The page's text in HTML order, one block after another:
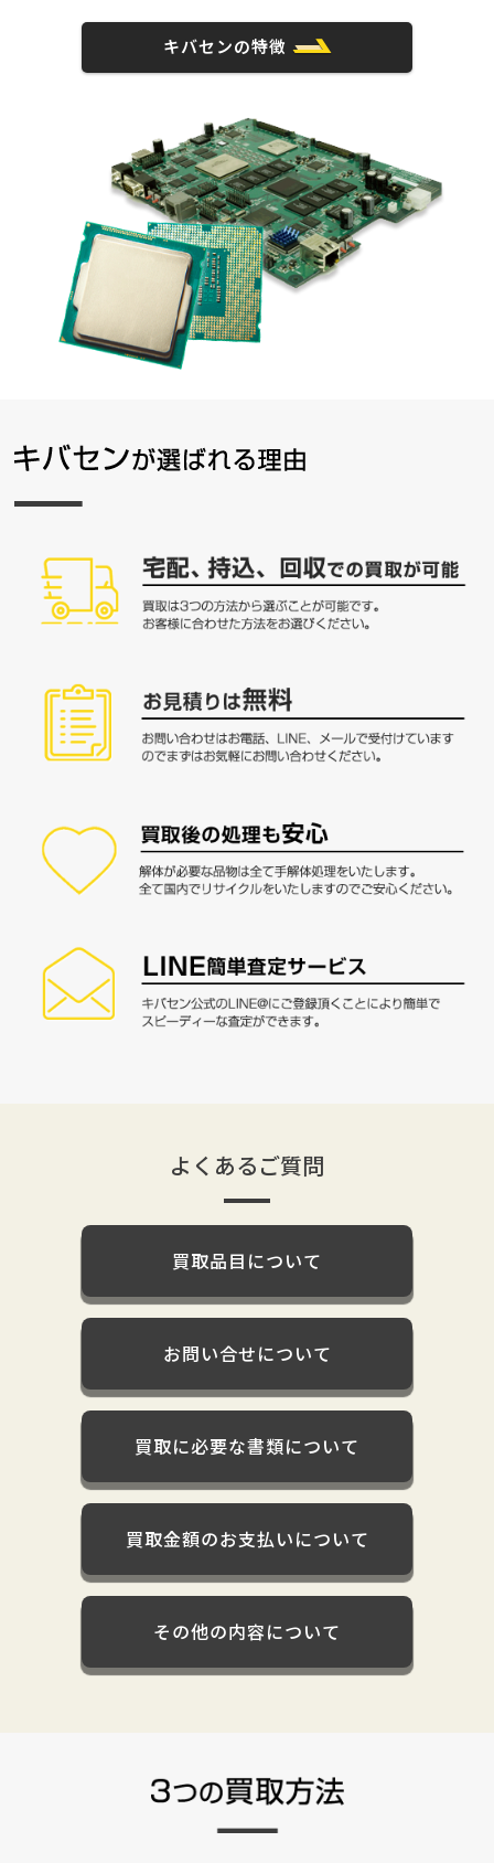
キバセンの特徴
よくあるご質問
買取品目について
お問い合せについて
買取に必要な書類について
買取金額のお支払いについて
その他の内容について